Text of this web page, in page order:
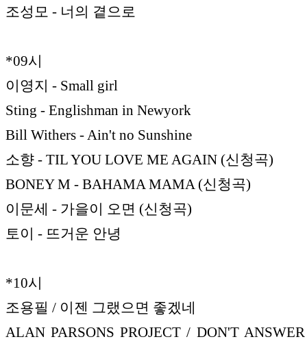
조성모 - 너의 곁으로
*09시
이영지 - Small girl
Sting - Englishman in Newyork
Bill Withers - Ain't no Sunshine
소향 - TIL YOU LOVE ME AGAIN (신청곡)
BONEY M - BAHAMA MAMA (신청곡)
이문세 - 가을이 오면 (신청곡)
토이 - 뜨거운 안녕
*10시
조용필 / 이젠 그랬으면 좋겠네
ALAN PARSONS PROJECT / DON'T